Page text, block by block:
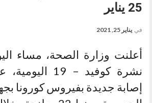
25 يناير
في يناير 25, 2021
أعلنت وزارة الصحة، مساء
إصابة جديدة بفيروس كورونا